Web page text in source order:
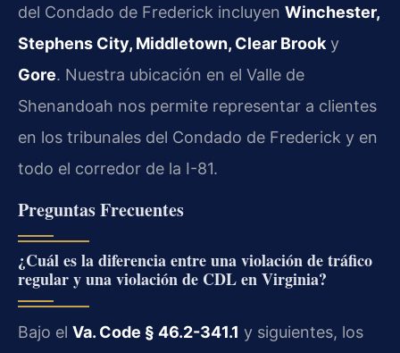
del Condado de Frederick incluyen Winchester,
Stephens City, Middletown, Clear Brook y
Gore. Nuestra ubicación en el Valle de
Shenandoah nos permite representar a clientes
en los tribunales del Condado de Frederick y en
todo el corredor de la I-81.
Preguntas Frecuentes
¿Cuál es la diferencia entre una violación de tráfico
regular y una violación de CDL en Virginia?
Bajo el Va. Code § 46.2-341.1 y siguientes, los